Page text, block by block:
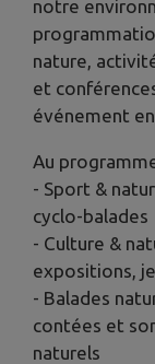
notre
nature,
et
événement
Au
- Sport &
cyclo-balades
- Culture &
expositions,
- Balades
contées et
naturels